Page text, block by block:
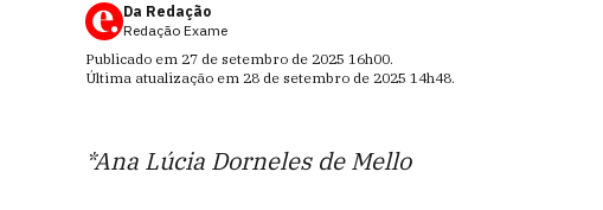
Da Redação
Redação Exame
Publicado em 27 de setembro de 2025 16h00.
Última atualização em 28 de setembro de 2025 14h48.
*Ana Lúcia Dorneles de Mello